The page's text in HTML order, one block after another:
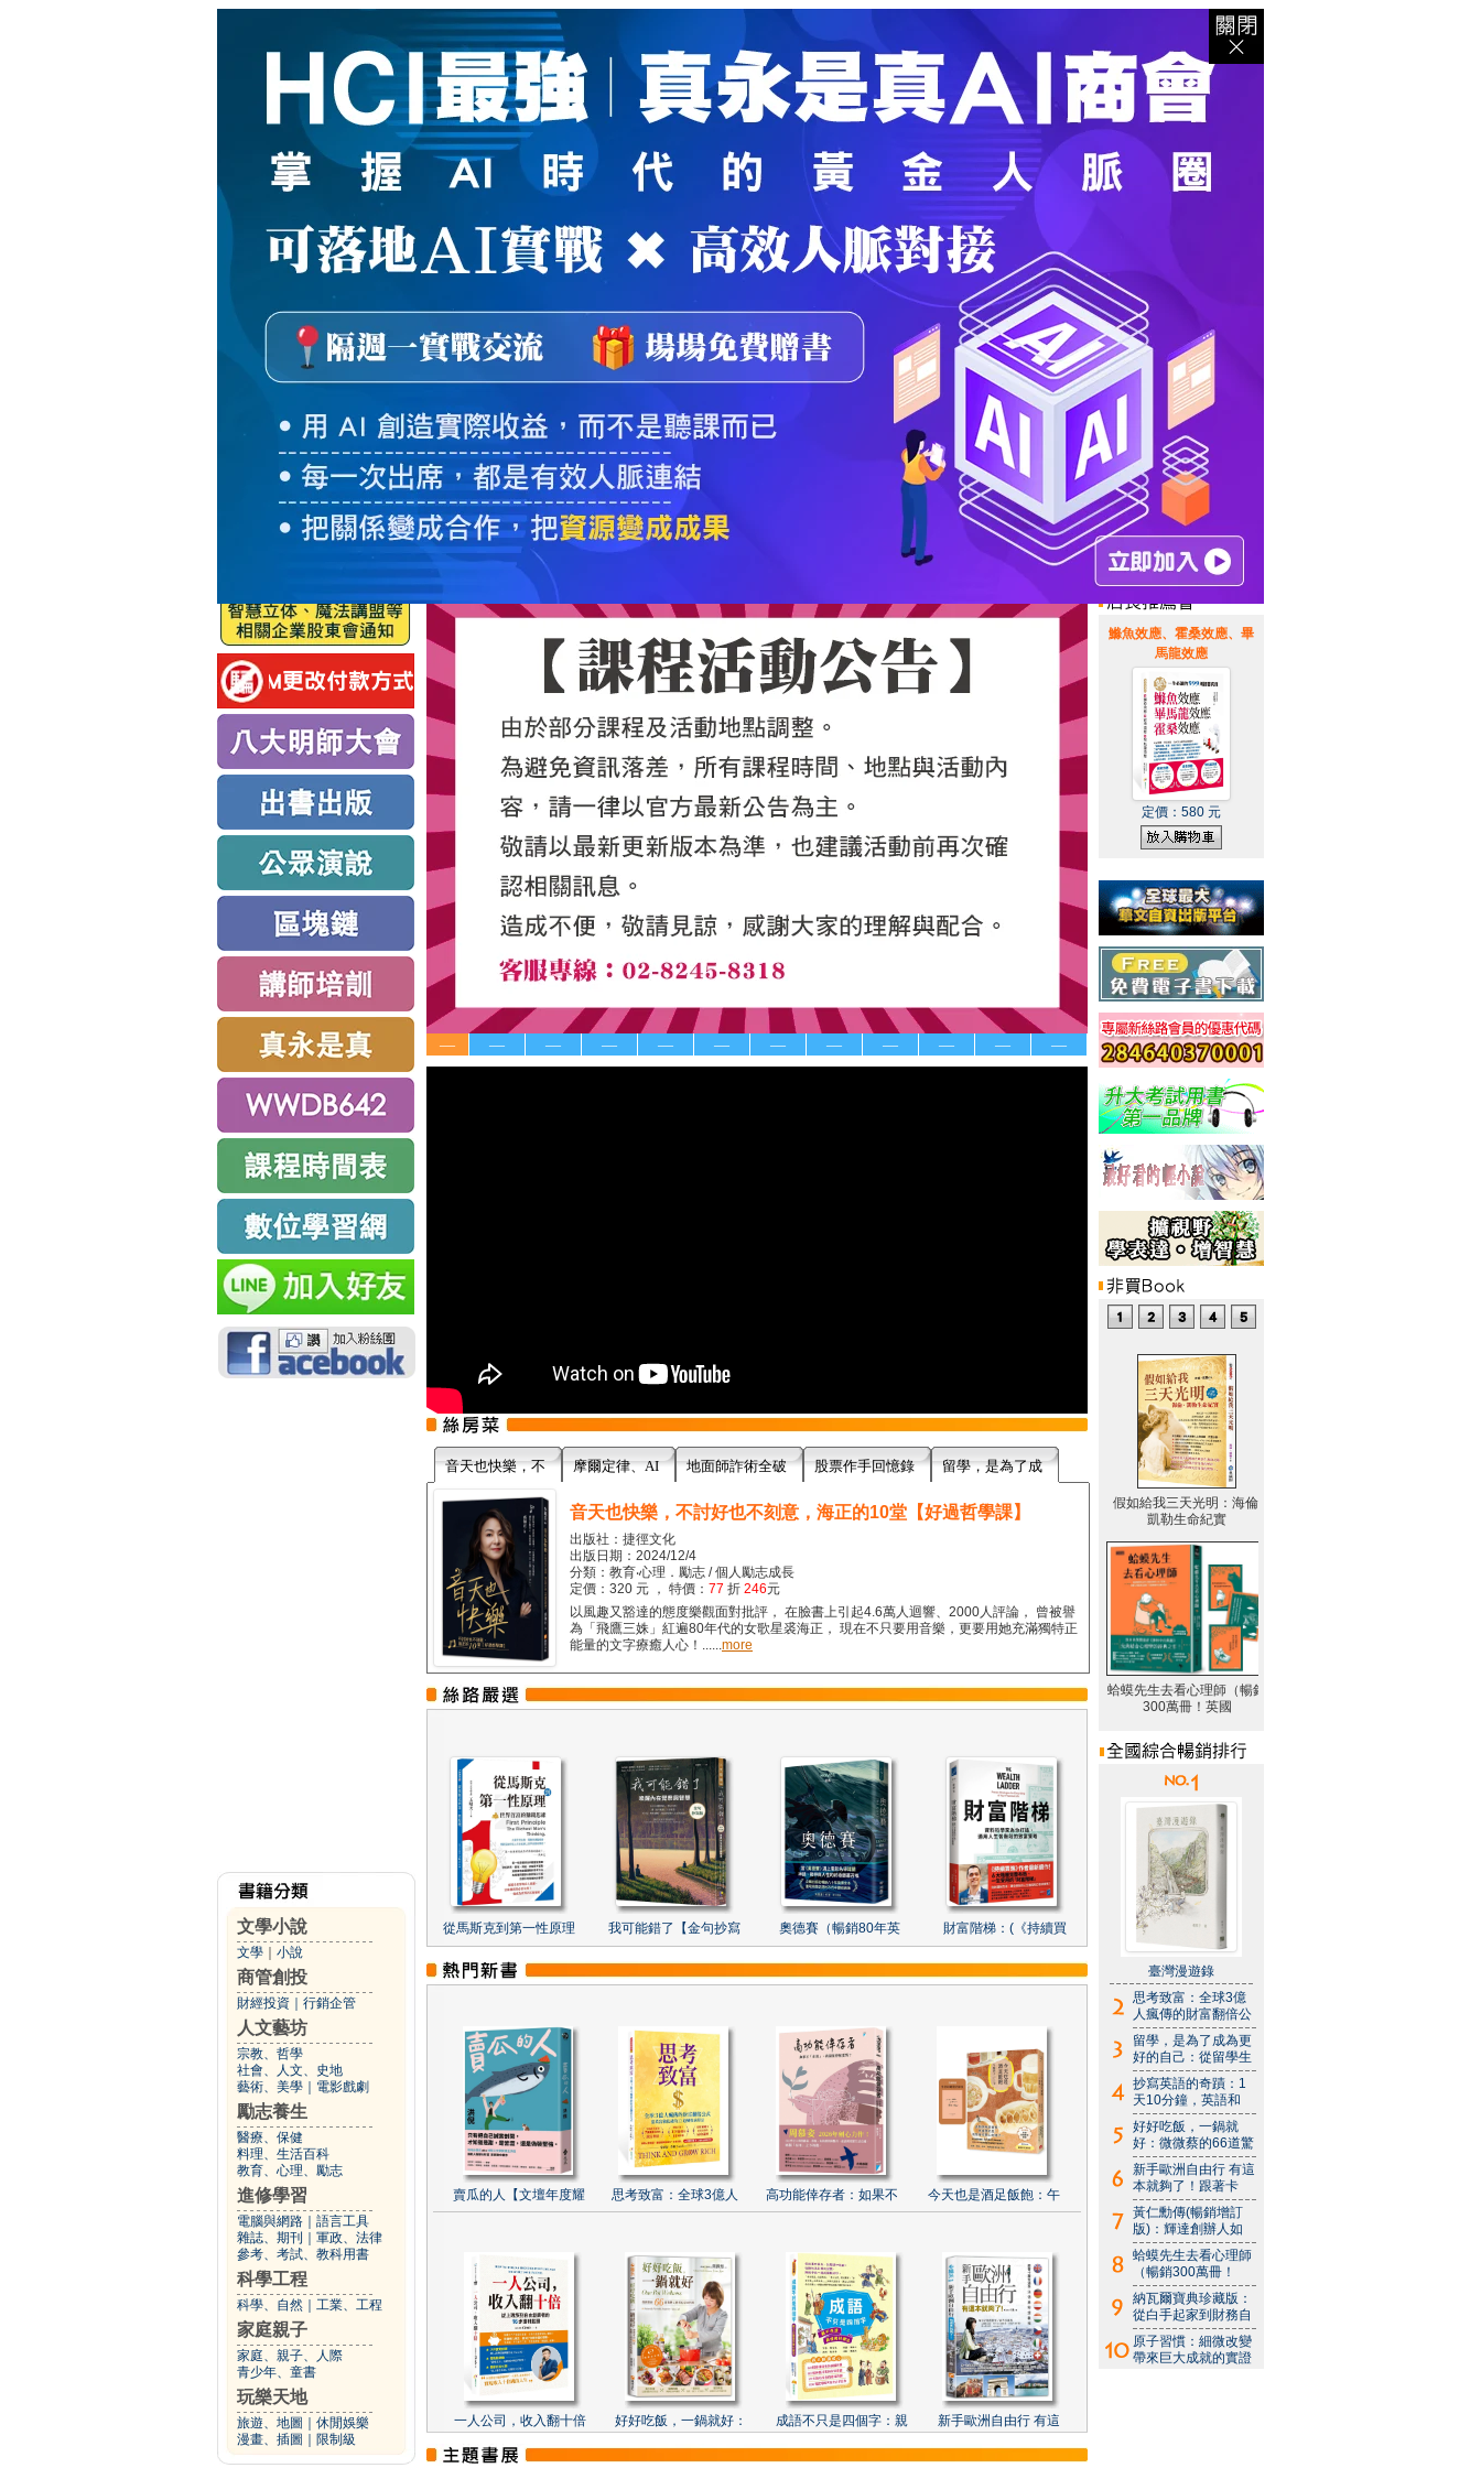
登入｜註冊｜會員中心 結帳
魔法弟子｜自資出版｜電子書 ｜客服中心｜ 智慧型立体會員
國際級品牌課程|優惠通知|霹靂英雄音樂精選|
文學小說
文學 小說
商管創投
財經投資 行銷企管
人文藝坊
宗教、哲學
社會、人文、史地
藝術、美學
電影戲劇
勵志養生
醫療、保健
料理、生活百科
教育、心理、勵志
進修學習
電腦與網路
語言工具
雜誌、期刊
軍政、法律
參考、考試、教科用書
科學工程
科學、自然 工業、工程
家庭親子
家庭、親子、人際
青少年、童書
玩樂天地
旅遊、地圖
休閒娛樂
漫畫、插圖
限制級
— — — — — — — — — — — —
音天也快樂，不 摩爾定律、AI 地面師詐術全破 股票作手回憶錄 留學，是為了成
音天也快樂，不討好也不刻意，海正的10堂【好過哲學課】
出版社：捷徑文化
出版日期：2024/12/4
分類：教育‧心理．勵志 / 個人勵志成長
定價：320 元 ， 特價： 77 折 246元
以風趣又豁達的態度樂觀面對批評， 在臉書上引起4.6萬人迴響、2000人評論， 曾被譽
為「飛鷹三姝」紅遍80年代的女歌星裘海正， 現在不只要用音樂，更要用她充滿獨特正
能量的文字療癒人心！......more
從馬斯克到第一性原理 我可能錯了【金句抄寫 奧德賽（暢銷80年英 財富階梯：(《持續買
賣瓜的人【文壇年度耀 思考致富：全球3億人 高功能倖存者：如果不 今天也是酒足飯飽：午
一人公司，收入翻十倍 好好吃飯，一鍋就好： 成語不只是四個字：親 新手歐洲自由行 有這
鰷魚效應、霍桑效應、畢
馬龍效應
定價： 580 元
臺灣漫遊錄
思考致富：全球3億
人瘋傳的財富翻倍公
留學，是為了成為更
好的自己：從留學生
抄寫英語的奇蹟：1
天10分鐘，英語和
好好吃飯，一鍋就
好：微微蔡的66道驚
新手歐洲自由行 有這
本就夠了！跟著卡
黃仁勳傳(暢銷增訂
版)：輝達創辦人如
蛤蟆先生去看心理師
（暢銷300萬冊！
納瓦爾寶典珍藏版：
從白手起家到財務自
原子習慣：細微改變
帶來巨大成就的實證